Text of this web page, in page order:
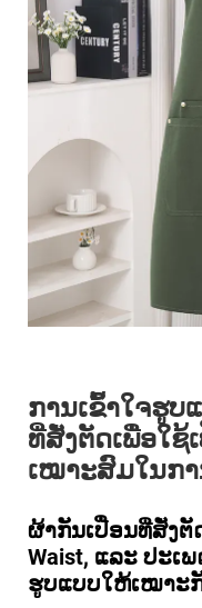
ການເຂົ້າໃຈຮູບ
ທີ່ສັ່ງຕັດເພື່ອໃຊ້
ເໝາະສົມໃນກ
ຜ້າກັນເປື່ອນທີ່ສັ່ງຕັ
Waist, ແລະ ປະເ
ຮູບແບບໃຫ້ເໝາະ